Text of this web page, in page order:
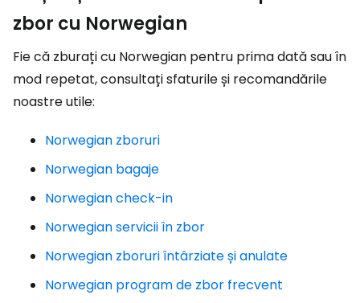
zbor cu Norwegian
Fie că zburați cu Norwegian pentru prima dată sau în
mod repetat, consultați sfaturile și recomandările
noastre utile:
Norwegian zboruri
Norwegian bagaje
Norwegian check-in
Norwegian servicii în zbor
Norwegian zboruri întârziate și anulate
Norwegian program de zbor frecvent